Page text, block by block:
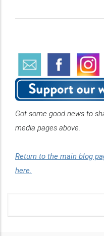
Got some good news to
media pages above.
Return to the main blog
here.
Address